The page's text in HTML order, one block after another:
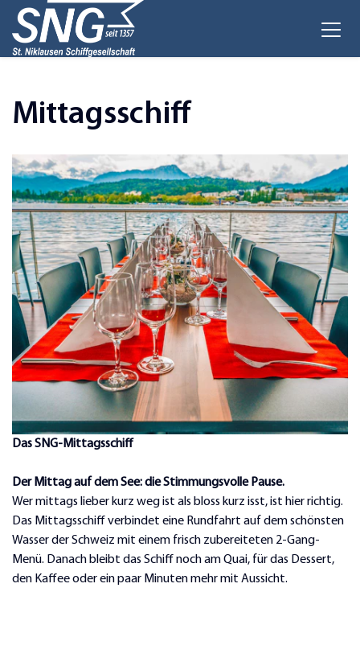
Mittagsschiff
Das SNG-Mittagsschiff
Der Mittag auf dem See: die Stimmungsvolle Pause.
Wer mittags lieber kurz weg ist als bloss kurz isst, ist hier richtig.
Das Mittagsschiff verbindet eine Rundfahrt auf dem schönsten
Wasser der Schweiz mit einem frisch zubereiteten 2-Gang-
Menü. Danach bleibt das Schiff noch am Quai, für das Dessert,
den Kaffee oder ein paar Minuten mehr mit Aussicht.